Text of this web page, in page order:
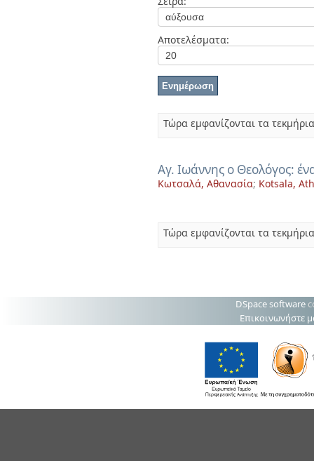
Αποτελέσματα:
Τώρα εμφανίζονται τα
Αγ. Ιωάννης ο Θεολόγος:
Kωτσαλά, Αθανασία; Kotsala,
Τώρα εμφανίζονται τα
DSpace software
Επικοινωνήστε